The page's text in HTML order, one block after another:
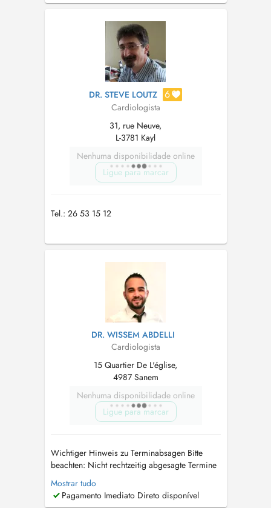
DR. STEVE LOUTZ 6
Cardiologista
31, rue Neuve,
L-3781 Kayl
Nenhuma disponibilidade online
Ligue para marcar
Tel.: 26 53 15 12
DR. WISSEM ABDELLI
Cardiologista
15 Quartier De L'église,
4987 Sanem
Nenhuma disponibilidade online
Ligue para marcar
Wichtiger Hinweis zu Terminabsagen Bitte
beachten: Nicht rechtzeitig abgesagte Termine
mind. 24 Std. vorher oder Nichterscheinen
können in Rechnung gestellt werden. Vielen
Dank für Ihr Verständnis. Ihr Praxisteam Avis
Mostrar tudo
Pagamento Imediato Direto disponível